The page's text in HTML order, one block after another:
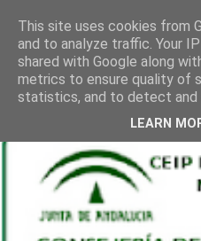
This site uses cookies from
and to analyze traffic. Your
shared with Google along
metrics to ensure quality of
statistics, and to detect and
LEARN